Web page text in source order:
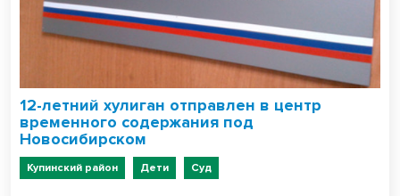
12-летний хулиган отправлен в центр
временного содержания под
Новосибирском
Купинский район Дети Суд